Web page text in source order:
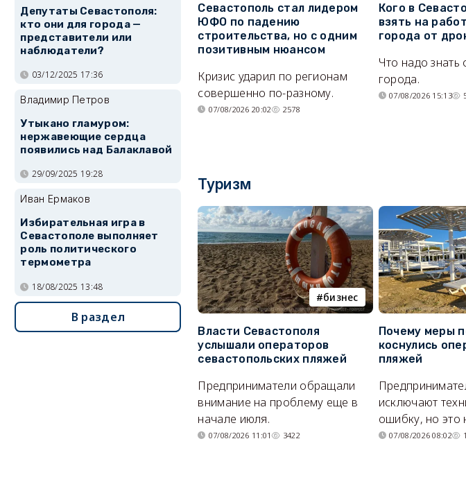
Севастополь стал лидером
ЮФО по падению
строительства, но с одним
позитивным нюансом
Кризис ударил по регионам
совершенно по-разному.
07/08/2026 20:02 2578
Кого в
взять на
города от
Что надо
города.
07/08/2026 15:13
Туризм
бизнес
Власти Севастополя
услышали операторов
севастопольских пляжей
Предприниматели обращали
внимание на проблему еще в
начале июля.
07/08/2026 11:01 3422
Почему меры
коснулись
пляжей
исключают
ошибку, но это
07/08/2026 08:02
Депутаты Севастополя:
кто они для города —
представители или
наблюдатели?
03/12/2025 17:36
Владимир Петров
Утыкано гламуром:
нержавеющие сердца
появились над Балаклавой
29/09/2025 19:28
Иван Ермаков
Избирательная игра в
Севастополе выполняет
роль политического
термометра
18/08/2025 13:48
В раздел